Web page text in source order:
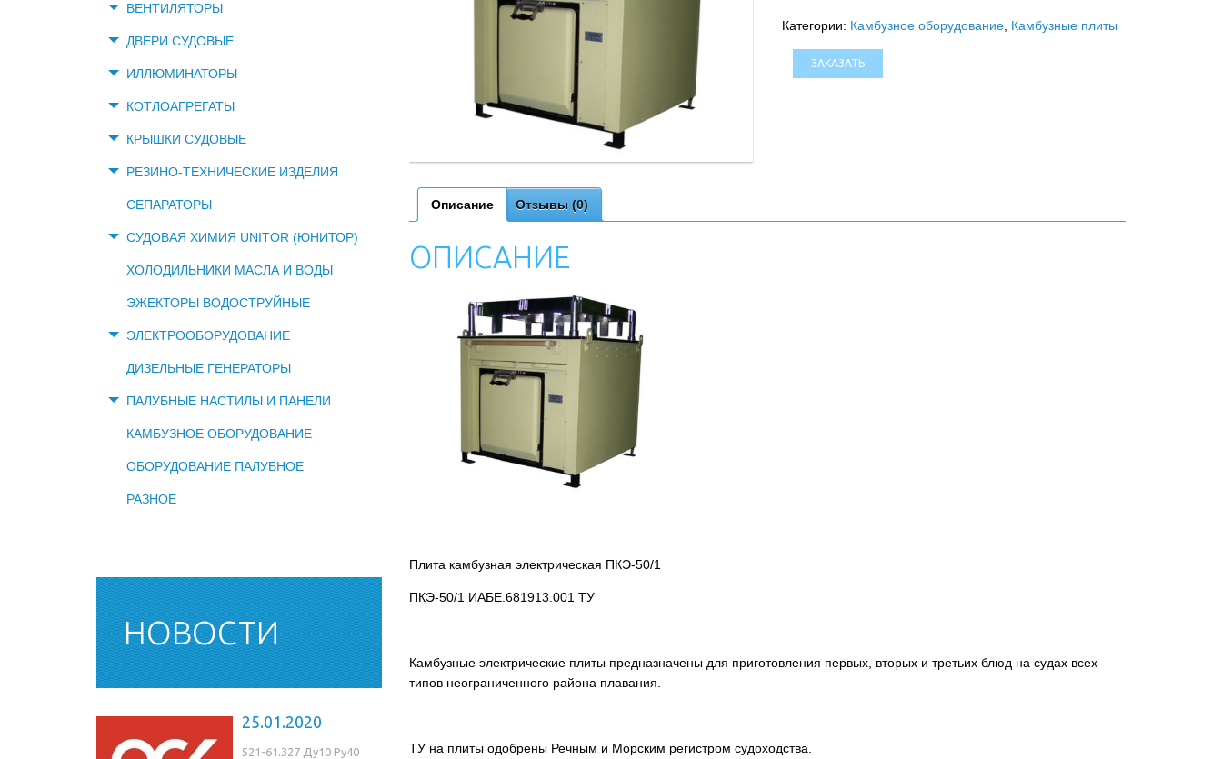
ВЕНТИЛЯТОРЫ
ДВЕРИ СУДОВЫЕ
ИЛЛЮМИНАТОРЫ
КОТЛОАГРЕГАТЫ
КРЫШКИ СУДОВЫЕ
РЕЗИНО-ТЕХНИЧЕСКИЕ ИЗДЕЛИЯ
СЕПАРАТОРЫ
СУДОВАЯ ХИМИЯ UNITOR (ЮНИТОР)
ХОЛОДИЛЬНИКИ МАСЛА И ВОДЫ
ЭЖЕКТОРЫ ВОДОСТРУЙНЫЕ
ЭЛЕКТРООБОРУДОВАНИЕ
ДИЗЕЛЬНЫЕ ГЕНЕРАТОРЫ
ПАЛУБНЫЕ НАСТИЛЫ И ПАНЕЛИ
КАМБУЗНОЕ ОБОРУДОВАНИЕ
ОБОРУДОВАНИЕ ПАЛУБНОЕ
РАЗНОЕ
НОВОСТИ
25.01.2020
521-61.327 Ду10 Ру40
Категории: Камбузное оборудование, Камбузные плиты
ЗАКАЗАТЬ
Описание Отзывы (0)
ОПИСАНИЕ
Плита камбузная электрическая ПКЭ-50/1
ПКЭ-50/1 ИАБЕ.681913.001 ТУ
Камбузные электрические плиты предназначены для приготовления первых, вторых и третьих блюд на судах всех
типов неограниченного района плавания.
ТУ на плиты одобрены Речным и Морским регистром судоходства.